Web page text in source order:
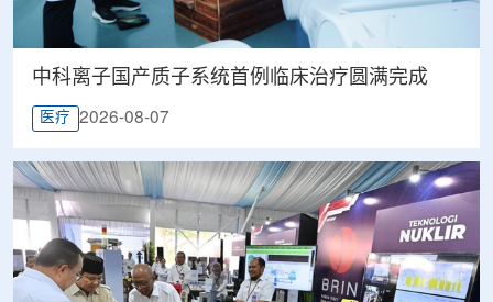
中科离子国产质子系统首例临床治疗圆满完成
医疗 2026-08-07